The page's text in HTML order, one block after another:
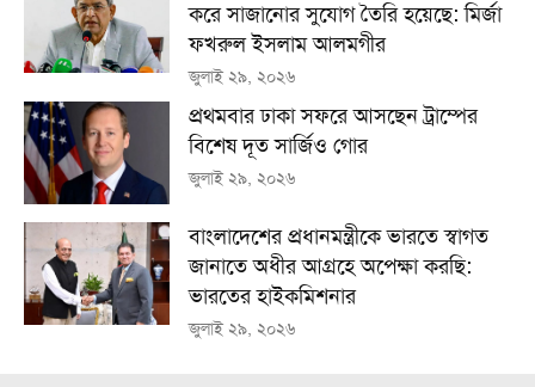
করে সাজানোর সুযোগ তৈরি হয়েছে: মির্জা
ফখরুল ইসলাম আলমগীর
জুলাই ২৯, ২০২৬
প্রথমবার ঢাকা সফরে আসছেন ট্রাম্পের
বিশেষ দূত সার্জিও গোর
জুলাই ২৯, ২০২৬
বাংলাদেশের প্রধানমন্ত্রীকে ভারতে স্বাগত
জানাতে অধীর আগ্রহে অপেক্ষা কর‌ছি:
ভারতের হাইকমিশনার
জুলাই ২৯, ২০২৬